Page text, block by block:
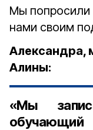
Мы попросили
нами своим
Александра,
Алины:
«Мы
обучающий